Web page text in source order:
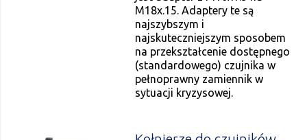
M18x.15. Adaptery te są
najszybszym i
najskuteczniejszym sposobem
na przekształcenie dostępnego
(standardowego) czujnika w
pełnoprawny zamiennik w
sytuacji kryzysowej.